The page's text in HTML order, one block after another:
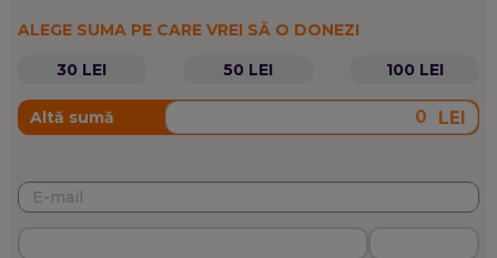
ALEGE SUMA PE CARE VREI SĂ O DONEZI
30 LEI
50 LEI 100 LEI
Altă sumă LEI